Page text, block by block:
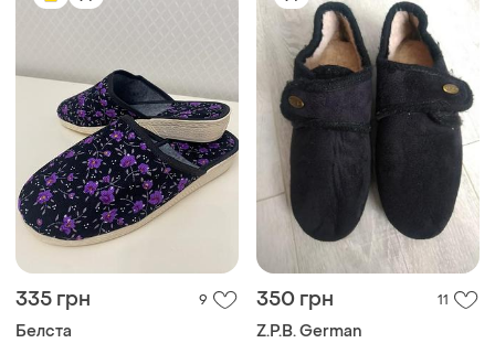
335 грн 9
Белста
350 грн 11
Z.P.B. German